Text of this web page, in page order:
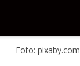
Foto: pixaby.com